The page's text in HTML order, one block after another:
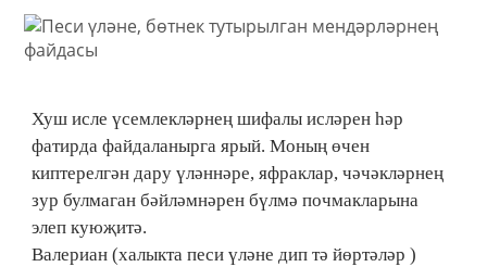
Хуш исле үсемлекләрнең шифалы исләрен һәр
фатирда файдаланырга ярый. Моның өчен
киптерелгән дару үләннәре, яфраклар, чәчәкләрнең
зур булмаган бәйләмнәрен бүлмә почмакларына
элеп куюҗитә.
Валериан (халыкта песи үләне дип тә йөртәләр )